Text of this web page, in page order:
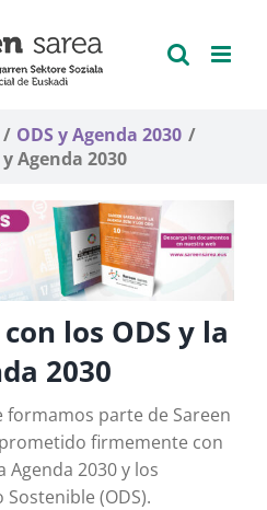
ODS y Agenda 2030
Agenda 2030
los ODS y la
2030
formamos parte de Sareen
firmemente con
2030 y los
(ODS).